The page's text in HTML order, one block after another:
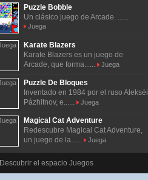
Puzzle Bobble
Un clásico juego de Arcade. ......
Juega
Karate Blazers
Karate Blazers es un juego de
Arcade, que forma......
Juega
Puzzle De Bloques
Inventado en 1984 por el ruso Alekséi
Pázhitnov, e......
Juega
Magical Cat Adventure
Redescubre Magical Cat Adventure,
un juego de la......
Juega
Descubrir el espacio Juegos